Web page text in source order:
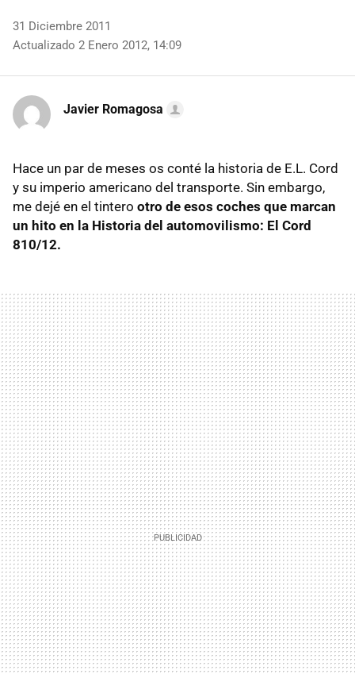
31 Diciembre 2011
Actualizado 2 Enero 2012, 14:09
Javier Romagosa
Hace un par de meses os conté la historia de E.L. Cord
y su imperio americano del transporte. Sin embargo,
me dejé en el tintero otro de esos coches que marcan
un hito en la Historia del automovilismo: El Cord
810/12.